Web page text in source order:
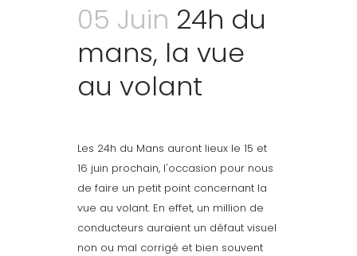
05 Juin 24h du
mans, la vue
au volant
Les 24h du Mans auront lieux le 15 et
16 juin prochain, l'occasion pour nous
de faire un petit point concernant la
vue au volant. En effet, un million de
conducteurs auraient un défaut visuel
non ou mal corrigé et bien souvent